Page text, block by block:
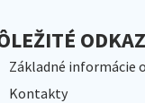
Základné informácie
Kontakty